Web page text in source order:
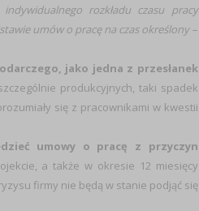
rozkładu czasu pracy
umów o pracę na czas określony –
jako jedna z przesłanek
produkcyjnych, taki spadek
się z pracownikami w kwestii
umowy o pracę z przyczyn
a także w okresie 12 miesięcy
firmy nie będą w stanie podjąć się